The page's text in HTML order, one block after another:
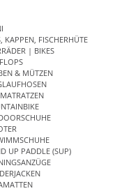
KAPPEN, FISCHERHÜTE
| BIKES
& MÜTZEN
UP PADDLE (SUP)